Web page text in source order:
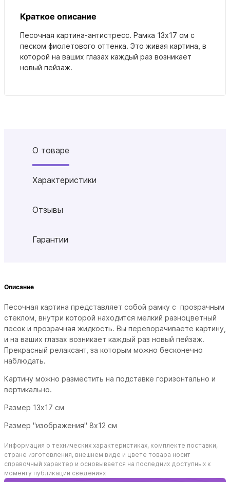
Краткое описание
Песочная картина-антистресс. Рамка 13х17 см с
песком фиолетового оттенка. Это живая картина, в
которой на ваших глазах каждый раз возникает
новый пейзаж.
О товаре
Характеристики
Отзывы
Гарантии
Описание
Песочная картина представляет собой рамку с прозрачным
стеклом, внутри которой находится мелкий разноцветный
песок и прозрачная жидкость. Вы переворачиваете картину,
и на ваших глазах возникает каждый раз новый пейзаж.
Прекрасный релаксант, за которым можно бесконечно
наблюдать.
Картину можно разместить на подставке горизонтально и
вертикально.
Размер 13х17 см
Размер "изображения" 8х12 см
Информация о технических характеристиках, комплекте поставки,
стране изготовления, внешнем виде и цвете товара носит
справочный характер и основывается на последних доступных к
моменту публикации сведениях